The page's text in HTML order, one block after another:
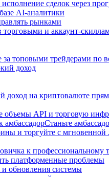
сделок через
AI-аналитики
рынками
и аккаунт-
за топовыми трейдерами по
доход
доход на криптовалюте
объемы API и торговую
амбассадорСтаньте
и торгуйте с
к профессиональному
платформенные проблемы
обновления системы